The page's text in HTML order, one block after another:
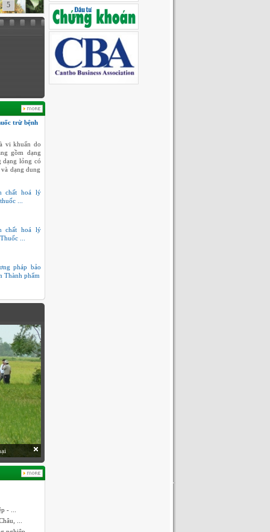
5
trừ bệnh
vi khuẩn do
gồm dạng
dạng lỏng có
dạng dung
chất hoá lý
...
chất hoá lý
...
pháp bảo
Thành phẩm
- ...
...